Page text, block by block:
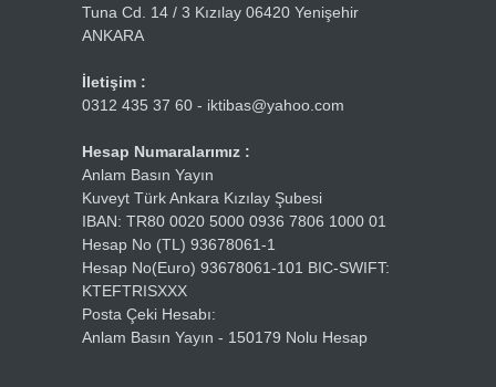
Tuna Cd. 14 / 3 Kızılay 06420 Yenişehir
ANKARA
İletişim :
0312 435 37 60 - iktibas@yahoo.com
Hesap Numaralarımız :
Anlam Basın Yayın
Kuveyt Türk Ankara Kızılay Şubesi
IBAN: TR80 0020 5000 0936 7806 1000 01
Hesap No (TL) 93678061-1
Hesap No(Euro) 93678061-101 BIC-SWIFT:
KTEFTRISXXX
Posta Çeki Hesabı:
Anlam Basın Yayın - 150179 Nolu Hesap